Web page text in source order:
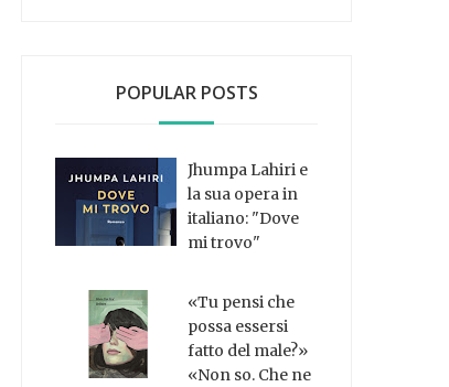
POPULAR POSTS
Jhumpa Lahiri e
la sua opera in
italiano: "Dove
mi trovo"
«Tu pensi che
possa essersi
fatto del male?»
«Non so. Che ne